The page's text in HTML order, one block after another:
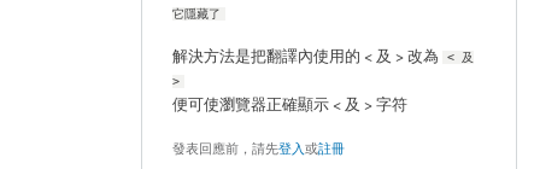
它隱藏了
解決方法是把翻譯內使用的 < 及 > 改為
< 及
>
便可使瀏覽器正確顯示 < 及 > 字符
發表回應前，請先登入或註冊